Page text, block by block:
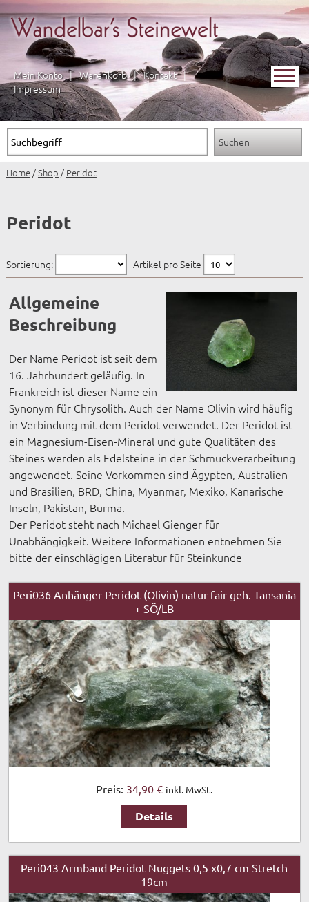
Mein Konto | Warenkorb | Kontakt |
Impressum
Home/Shop / Peridot
Peridot
Sortierung: Artikel pro Seite
Allgemeine
Beschreibung
Der Name Peridot ist seit dem
16. Jahrhundert geläufig. In
Frankreich ist dieser Name ein
Synonym für Chrysolith. Auch der Name Olivin wird häufig
in Verbindung mit dem Peridot verwendet. Der Peridot ist
ein Magnesium-Eisen-Mineral und gute Qualitäten des
Steines werden als Edelsteine in der Schmuckverarbeitung
angewendet. Seine Vorkommen sind Ägypten, Australien
und Brasilien, BRD, China, Myanmar, Mexiko, Kanarische
Inseln, Pakistan, Burma.
Der Peridot steht nach Michael Gienger für
Unabhängigkeit. Weitere Informationen entnehmen Sie
bitte der einschlägigen Literatur für Steinkunde
Peri036 Anhänger Peridot (Olivin) natur fair geh. Tansania
+ SÖ/LB
Preis: 34,90 € inkl. MwSt.
Details
Peri043 Armband Peridot Nuggets 0,5 x0,7 cm Stretch
19cm